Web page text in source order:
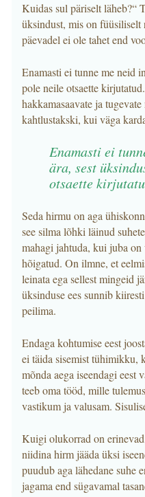
Kuidas sul päriselt läheb?“
üksindust, mis on füüsiliselt
päevadel ei ole tahet end
Enamasti ei tunne me neid
pole neile otsaette
hakkamasaavate ja
kahtlustakski, kui väga
Enamasti ei
ära, sest
otsaette
Seda hirmu on aga
see silma lõhki läinud
mahagi jahtuda, kui juba
hõigatud. On ilmne, et
leinata ega sellest mingeid
üksinduse ees sunnib
peilima.
Endaga kohtumise eest
ei täida sisemist tühimikku,
mõnda aega iseendagi eest
teeb oma tööd, mille
vastikum ja valusam.
Kuigi olukorrad on
niidina hirm jääda üksi
puudub aga lähedane suhe
jagama end sügavamal